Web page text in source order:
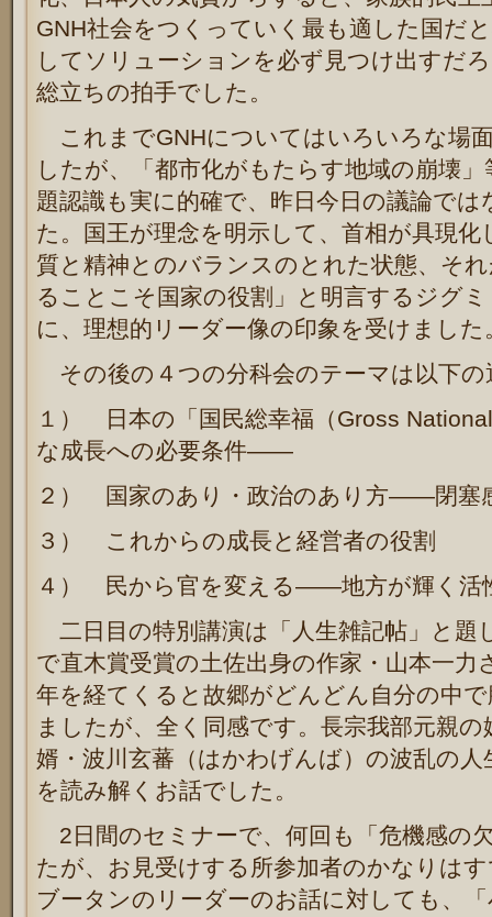
GNH社会をつくっていく最も適した国だ
してソリューションを必ず見つけ出すだ
総立ちの拍手でした。
これまでGNHについてはいろいろな場
したが、「都市化がもたらす地域の崩壊
題認識も実に的確で、昨日今日の議論で
た。国王が理念を明示して、首相が具現
質と精神とのバランスのとれた状態、そ
ることこそ国家の役割」と明言するジグ
に、理想的リーダー像の印象を受けました
その後の４つの分科会のテーマは以下の
１） 日本の「国民総幸福（Gross
な成長への必要条件――
２） 国家のあり・政治のあり方――閉
３） これからの成長と経営者の役割
４） 民から官を変える――地方が輝く
二日目の特別講演は「人生雑記帖」と題
で直木賞受賞の土佐出身の作家・山本一
年を経てくると故郷がどんどん自分の中
ましたが、全く同感です。長宗我部元親
婿・波川玄蕃（はかわげんば）の波乱の
を読み解くお話でした。
2日間のセミナーで、何回も「危機感の
たが、お見受けする所参加者のかなりは
ブータンのリーダーのお話に対しても、